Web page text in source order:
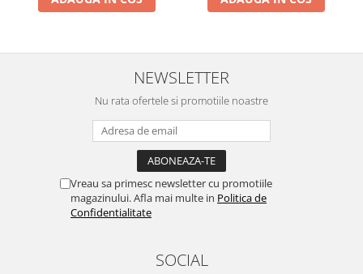
Pentru Casa si Camping
Accesorii aragaze & butelii
Pirostrii si accesorii pentru gatit
Iluminat & electrice
Prelungitoare & cabluri electrice
NEWSLETTER
Nu rata ofertele si promotiile noastre
Vreau sa primesc newsletter cu promotiile
magazinului. Afla mai multe in Politica de
Confidentialitate
SOCIAL